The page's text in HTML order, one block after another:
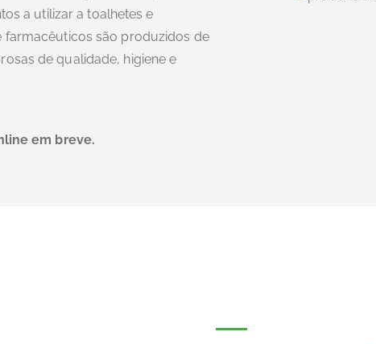
a utilizar a toalhetes e
são produzidos de
de qualidade, higiene e
em breve.